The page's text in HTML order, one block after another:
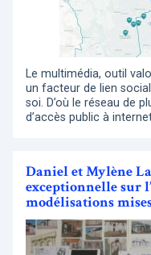
Le multimédia, outil
un facteur de lien
soi. D’où le réseau de
d’accès public à
Daniel et Mylène
exceptionnelle sur
modélisations